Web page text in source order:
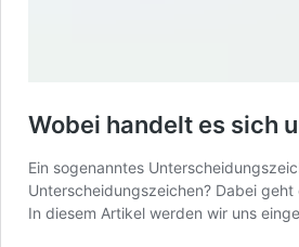
Wobei handelt es sich
Ein sogenanntes
Unterscheidungszeichen? Dabei
In diesem Artikel werden wir uns